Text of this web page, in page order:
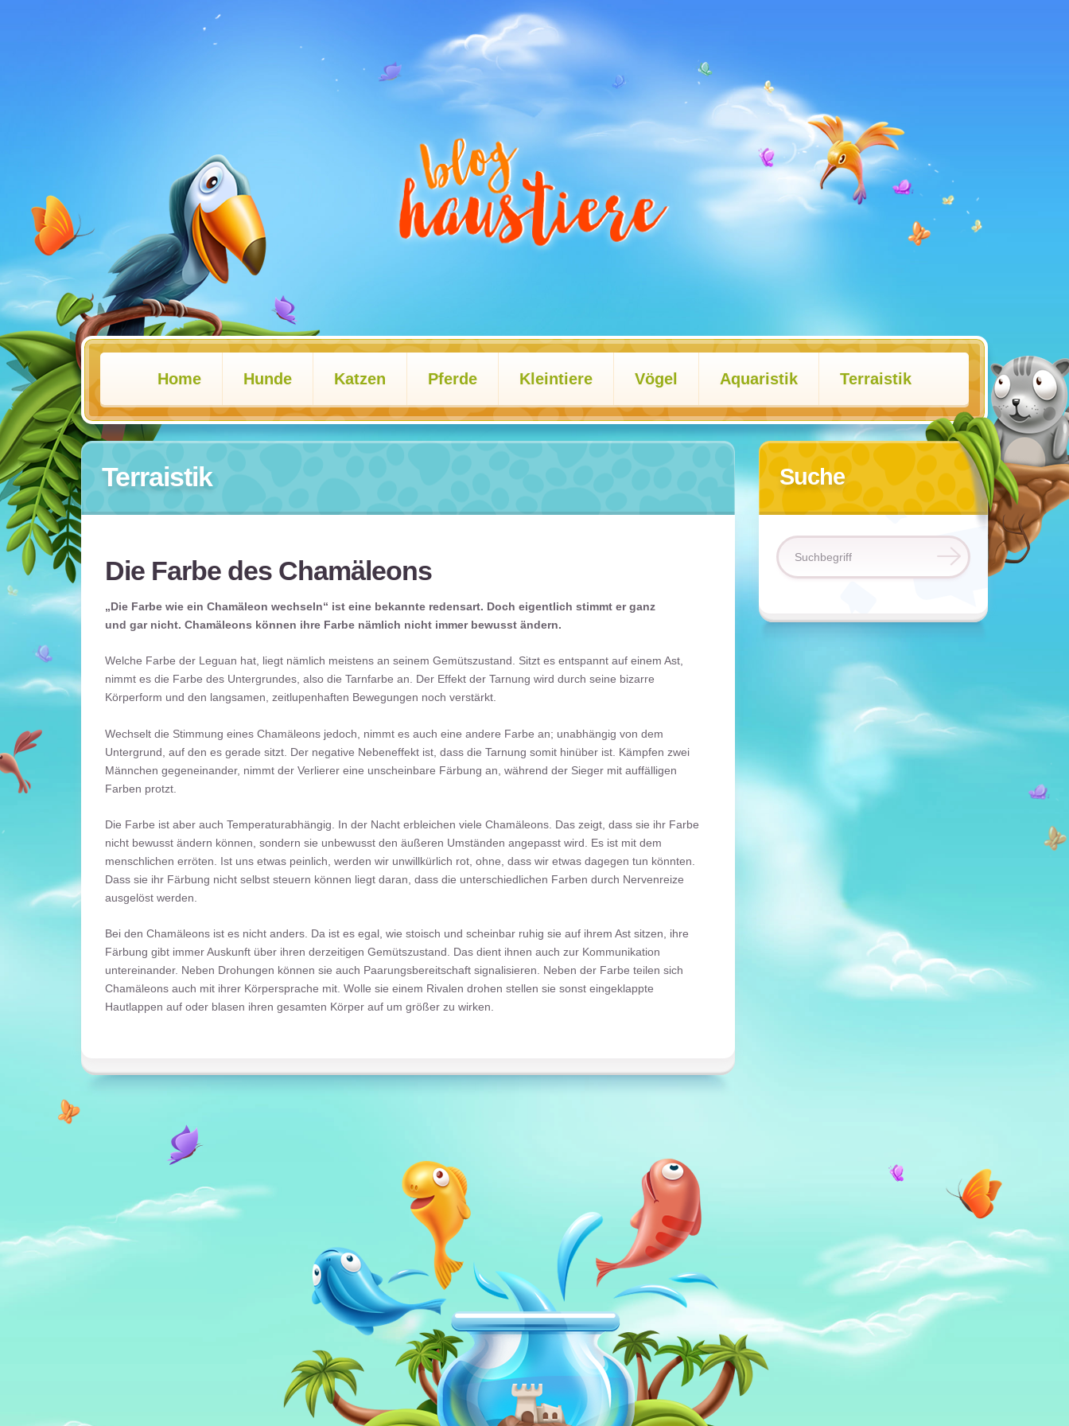
Home Hunde Katzen Pferde Kleintiere Vögel Aquaristik Terraistik
Terraistik
Die Farbe des Chamäleons
„Die Farbe wie ein Chamäleon wechseln“ ist eine bekannte redensart. Doch eigentlich stimmt er ganz
und gar nicht. Chamäleons können ihre Farbe nämlich nicht immer bewusst ändern.
Welche Farbe der Leguan hat, liegt nämlich meistens an seinem Gemütszustand. Sitzt es entspannt auf einem Ast,
nimmt es die Farbe des Untergrundes, also die Tarnfarbe an. Der Effekt der Tarnung wird durch seine bizarre
Körperform und den langsamen, zeitlupenhaften Bewegungen noch verstärkt.
Wechselt die Stimmung eines Chamäleons jedoch, nimmt es auch eine andere Farbe an; unabhängig von dem
Untergrund, auf den es gerade sitzt. Der negative Nebeneffekt ist, dass die Tarnung somit hinüber ist. Kämpfen zwei
Männchen gegeneinander, nimmt der Verlierer eine unscheinbare Färbung an, während der Sieger mit auffälligen
Farben protzt.
Die Farbe ist aber auch Temperaturabhängig. In der Nacht erbleichen viele Chamäleons. Das zeigt, dass sie ihr Farbe
nicht bewusst ändern können, sondern sie unbewusst den äußeren Umständen angepasst wird. Es ist mit dem
menschlichen erröten. Ist uns etwas peinlich, werden wir unwillkürlich rot, ohne, dass wir etwas dagegen tun könnten.
Dass sie ihr Färbung nicht selbst steuern können liegt daran, dass die unterschiedlichen Farben durch Nervenreize
ausgelöst werden.
Bei den Chamäleons ist es nicht anders. Da ist es egal, wie stoisch und scheinbar ruhig sie auf ihrem Ast sitzen, ihre
Färbung gibt immer Auskunft über ihren derzeitigen Gemütszustand. Das dient ihnen auch zur Kommunikation
untereinander. Neben Drohungen können sie auch Paarungsbereitschaft signalisieren. Neben der Farbe teilen sich
Chamäleons auch mit ihrer Körpersprache mit. Wolle sie einem Rivalen drohen stellen sie sonst eingeklappte
Hautlappen auf oder blasen ihren gesamten Körper auf um größer zu wirken.
Suche